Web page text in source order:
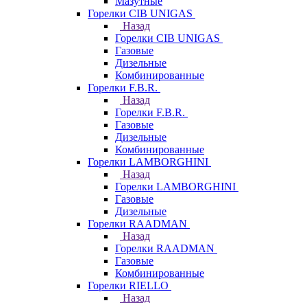
Горелки CIB UNIGAS
Назад
Горелки CIB UNIGAS
Газовые
Дизельные
Комбинированные
Горелки F.B.R.
Назад
Горелки F.B.R.
Газовые
Дизельные
Комбинированные
Горелки LAMBORGHINI
Назад
Горелки LAMBORGHINI
Газовые
Дизельные
Горелки RAADMAN
Назад
Горелки RAADMAN
Газовые
Комбинированные
Горелки RIELLO
Назад